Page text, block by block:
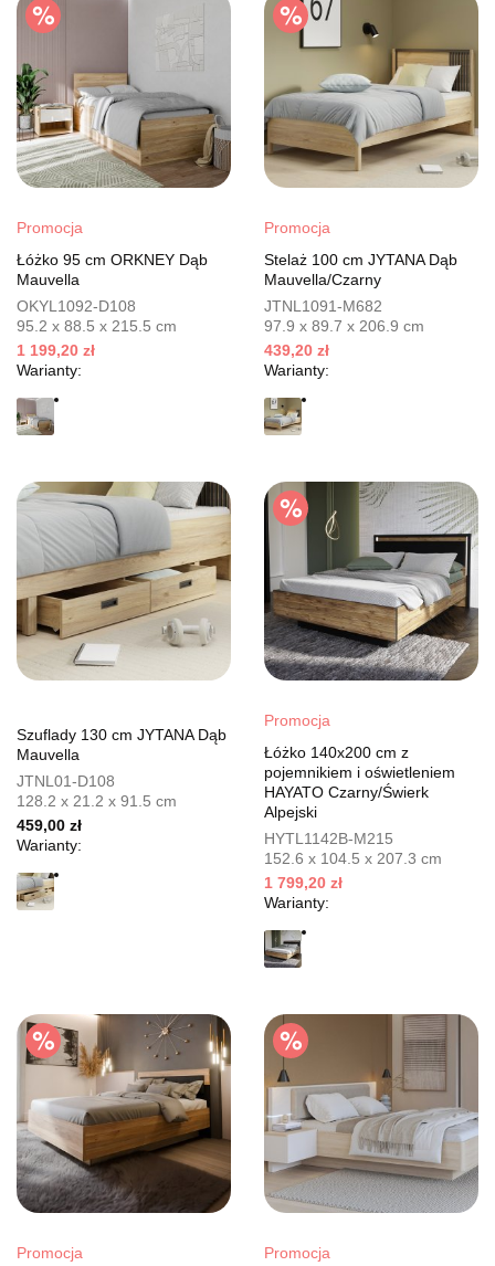
Promocja
Łóżko 95 cm ORKNEY Dąb
Mauvella
OKYL1092-D108
95.2 x 88.5 x 215.5 cm
1 199,20 zł
Warianty:
Promocja
Stelaż 100 cm JYTANA Dąb
Mauvella/Czarny
JTNL1091-M682
97.9 x 89.7 x 206.9 cm
439,20 zł
Warianty:
Szuflady 130 cm JYTANA Dąb
Mauvella
JTNL01-D108
128.2 x 21.2 x 91.5 cm
459,00 zł
Warianty:
Promocja
Łóżko 140x200 cm z
pojemnikiem i oświetleniem
HAYATO Czarny/Świerk
Alpejski
HYTL1142B-M215
152.6 x 104.5 x 207.3 cm
1 799,20 zł
Warianty:
Promocja Promocja